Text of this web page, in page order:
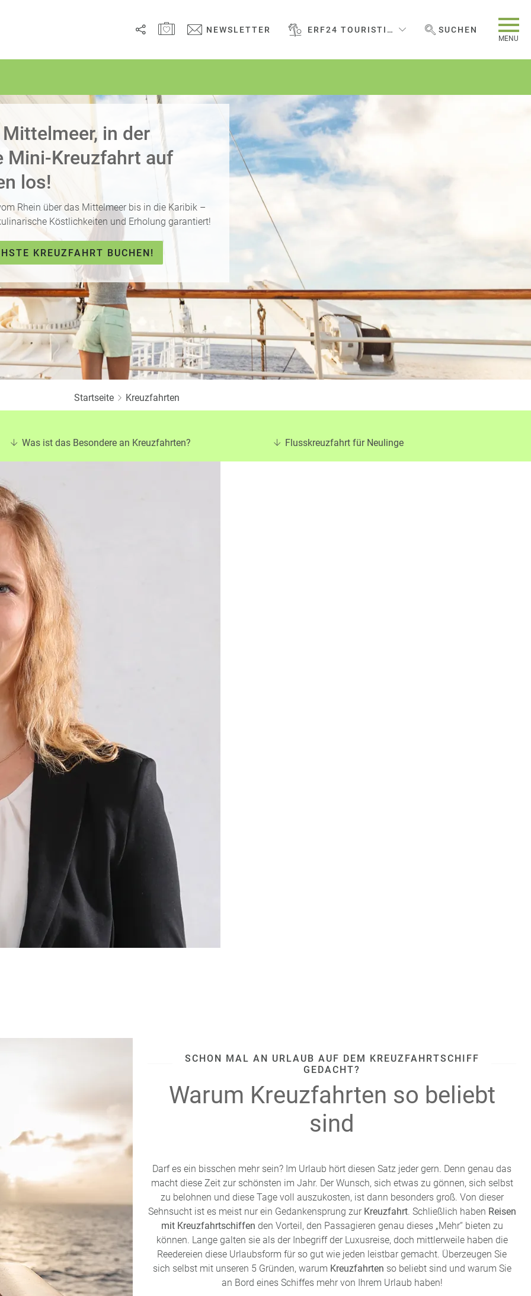
MENU
Facebook
Messenger
MERKZETTEL ÖFFNENNEWSLETTER ERF24 TOURISTIC SERVICES GMBH
WEBSEITE DURCHSUCHEN
SUCHEN
in der
Mini-Kreuzfahrt auf
los!
Rhein über das Mittelmeer bis in die Karibik –
Köstlichkeiten und Erholung garantiert!
KREUZFAHRT BUCHEN!
Startseite Kreuzfahrten
Was ist das Besondere an Kreuzfahrten? Flusskreuzfahrt für Neulinge
SCHON MAL AN URLAUB AUF DEM KREUZFAHRTSCHIFF
GEDACHT?
Warum Kreuzfahrten so beliebt
sind
Darf es ein bisschen mehr sein? Im Urlaub hört diesen Satz jeder gern. Denn genau das
macht diese Zeit zur schönsten im Jahr. Der Wunsch, sich etwas zu gönnen, sich selbst
zu belohnen und diese Tage voll auszukosten, ist dann besonders groß. Von dieser
Sehnsucht ist es meist nur ein Gedankensprung zur Kreuzfahrt. Schließlich haben Reisen
mit Kreuzfahrtschiffen den Vorteil, den Passagieren genau dieses „Mehr“ bieten zu
können. Lange galten sie als der Inbegriff der Luxusreise, doch mittlerweile haben die
Reedereien diese Urlaubsform für so gut wie jeden leistbar gemacht. Überzeugen Sie
sich selbst mit unseren 5 Gründen, warum Kreuzfahrten so beliebt sind und warum Sie
an Bord eines Schiffes mehr von Ihrem Urlaub haben!